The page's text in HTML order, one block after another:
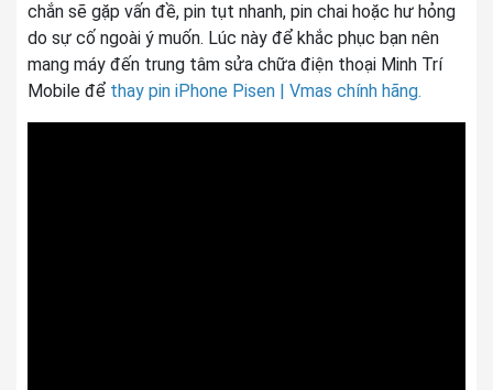
chắn sẽ gặp vấn đề, pin tụt nhanh, pin chai hoặc hư hỏng
do sự cố ngoài ý muốn. Lúc này để khắc phục bạn nên
mang máy đến trung tâm sửa chữa điện thoại Minh Trí
Mobile để thay pin iPhone Pisen | Vmas chính hãng.